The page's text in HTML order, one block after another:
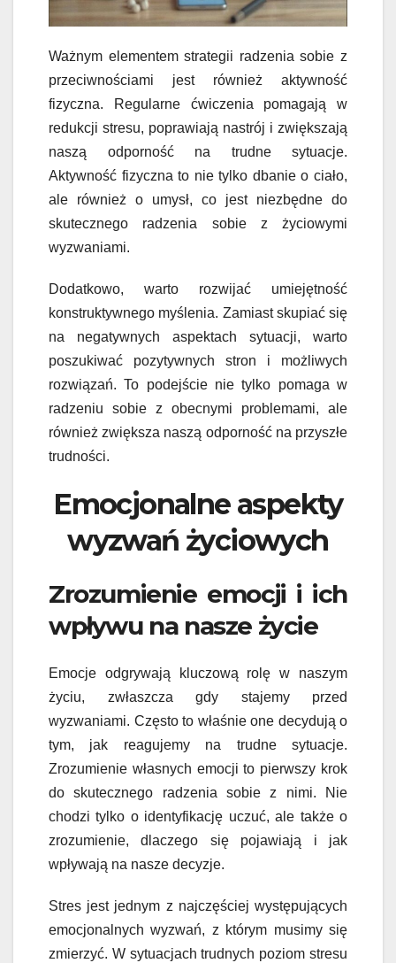
Ważnym elementem strategii radzenia sobie z
przeciwnościami jest również aktywność
fizyczna. Regularne ćwiczenia pomagają w
redukcji stresu, poprawiają nastrój i zwiększają
naszą odporność na trudne sytuacje.
Aktywność fizyczna to nie tylko dbanie o ciało,
ale również o umysł, co jest niezbędne do
skutecznego radzenia sobie z życiowymi
wyzwaniami.
Dodatkowo, warto rozwijać umiejętność
konstruktywnego myślenia. Zamiast skupiać się
na negatywnych aspektach sytuacji, warto
poszukiwać pozytywnych stron i możliwych
rozwiązań. To podejście nie tylko pomaga w
radzeniu sobie z obecnymi problemami, ale
również zwiększa naszą odporność na przyszłe
trudności.
Emocjonalne aspekty
wyzwań życiowych
Zrozumienie emocji i ich
wpływu na nasze życie
Emocje odgrywają kluczową rolę w naszym
życiu, zwłaszcza gdy stajemy przed
wyzwaniami. Często to właśnie one decydują o
tym, jak reagujemy na trudne sytuacje.
Zrozumienie własnych emocji to pierwszy krok
do skutecznego radzenia sobie z nimi. Nie
chodzi tylko o identyfikację uczuć, ale także o
zrozumienie, dlaczego się pojawiają i jak
wpływają na nasze decyzje.
Stres jest jednym z najczęściej występujących
emocjonalnych wyzwań, z którym musimy się
zmierzyć. W sytuacjach trudnych poziom stresu